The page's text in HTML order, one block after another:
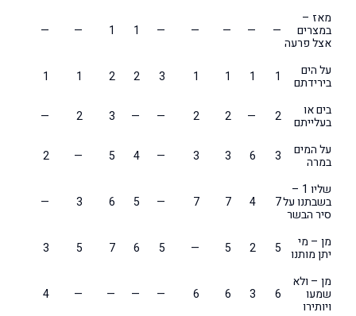
מאז –
במצרים
אצל פרעה
—
—
—
—
—
1
1
—
—
על הים
בירידתם 1
1
1
1
3
2
2
1
1
בים או
בעלייתם 2
—
2
2
—
—
3
2
—
על המים
במרה 3
6
3
3
—
4
5
—
2
שליו 1 –
בשבתנו על
סיר הבשר
7
4
7
7
—
5
6
3
—
מן – מי
יתן מותנו 5
2
5
—
5
6
7
5
3
מן – ולא
שמעו
ויותירו
6
3
6
6
—
—
—
—
4